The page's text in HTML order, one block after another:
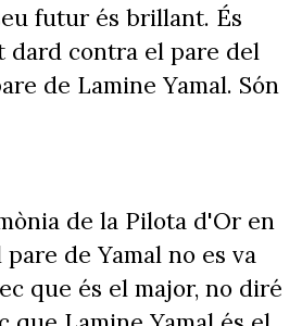
futur és brillant. És
dard contra el pare del
de Lamine Yamal. Són
de la Pilota d'Or en
pare de Yamal no es va
que és el major, no diré